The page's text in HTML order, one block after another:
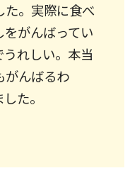
た。実際に食べ
がんばってい
れしい。本当
がんばるわ
た。